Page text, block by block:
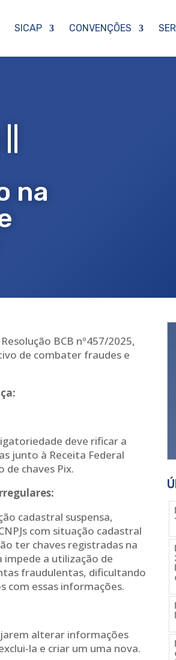
SICAP CONVENÇÕES
na
BCB nº457/2025,
de combater fraudes e
deve rificar a
junto à Receita Federal
chaves Pix.
cadastral suspensa,
com situação cadastral
ter chaves registradas na
impede a utilização de
fraudulentas, dificultando
com essas informações.
alterar informações
la e criar um uma nova.